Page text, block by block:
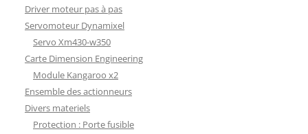
Driver moteur pas à pas
Servomoteur Dynamixel
Servo Xm430-w350
Carte Dimension Engineering
Module Kangaroo x2
Ensemble des actionneurs
Divers materiels
Protection : Porte fusible